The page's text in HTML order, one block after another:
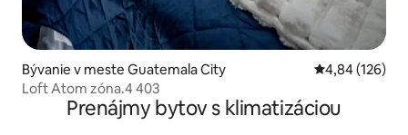
Bývanie v meste Guatemala City Priemerné
4,84 (126)
Loft Atom zóna.4 403
Prenájmy bytov s klimatizáciou